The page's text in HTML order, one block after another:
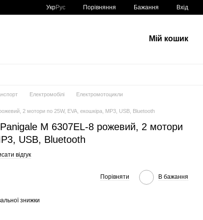
УкрРус Порівняння Бажання Вхід
Мій кошик
Електромобілі
Електромотоцикли
2 мотори по 25W, EVA, екошкіра, MP3, USB, Bluetooth
M 6307EL-8 рожевий, 2 мотори
USB, Bluetooth
відгук
Порівняти В бажання
знижки